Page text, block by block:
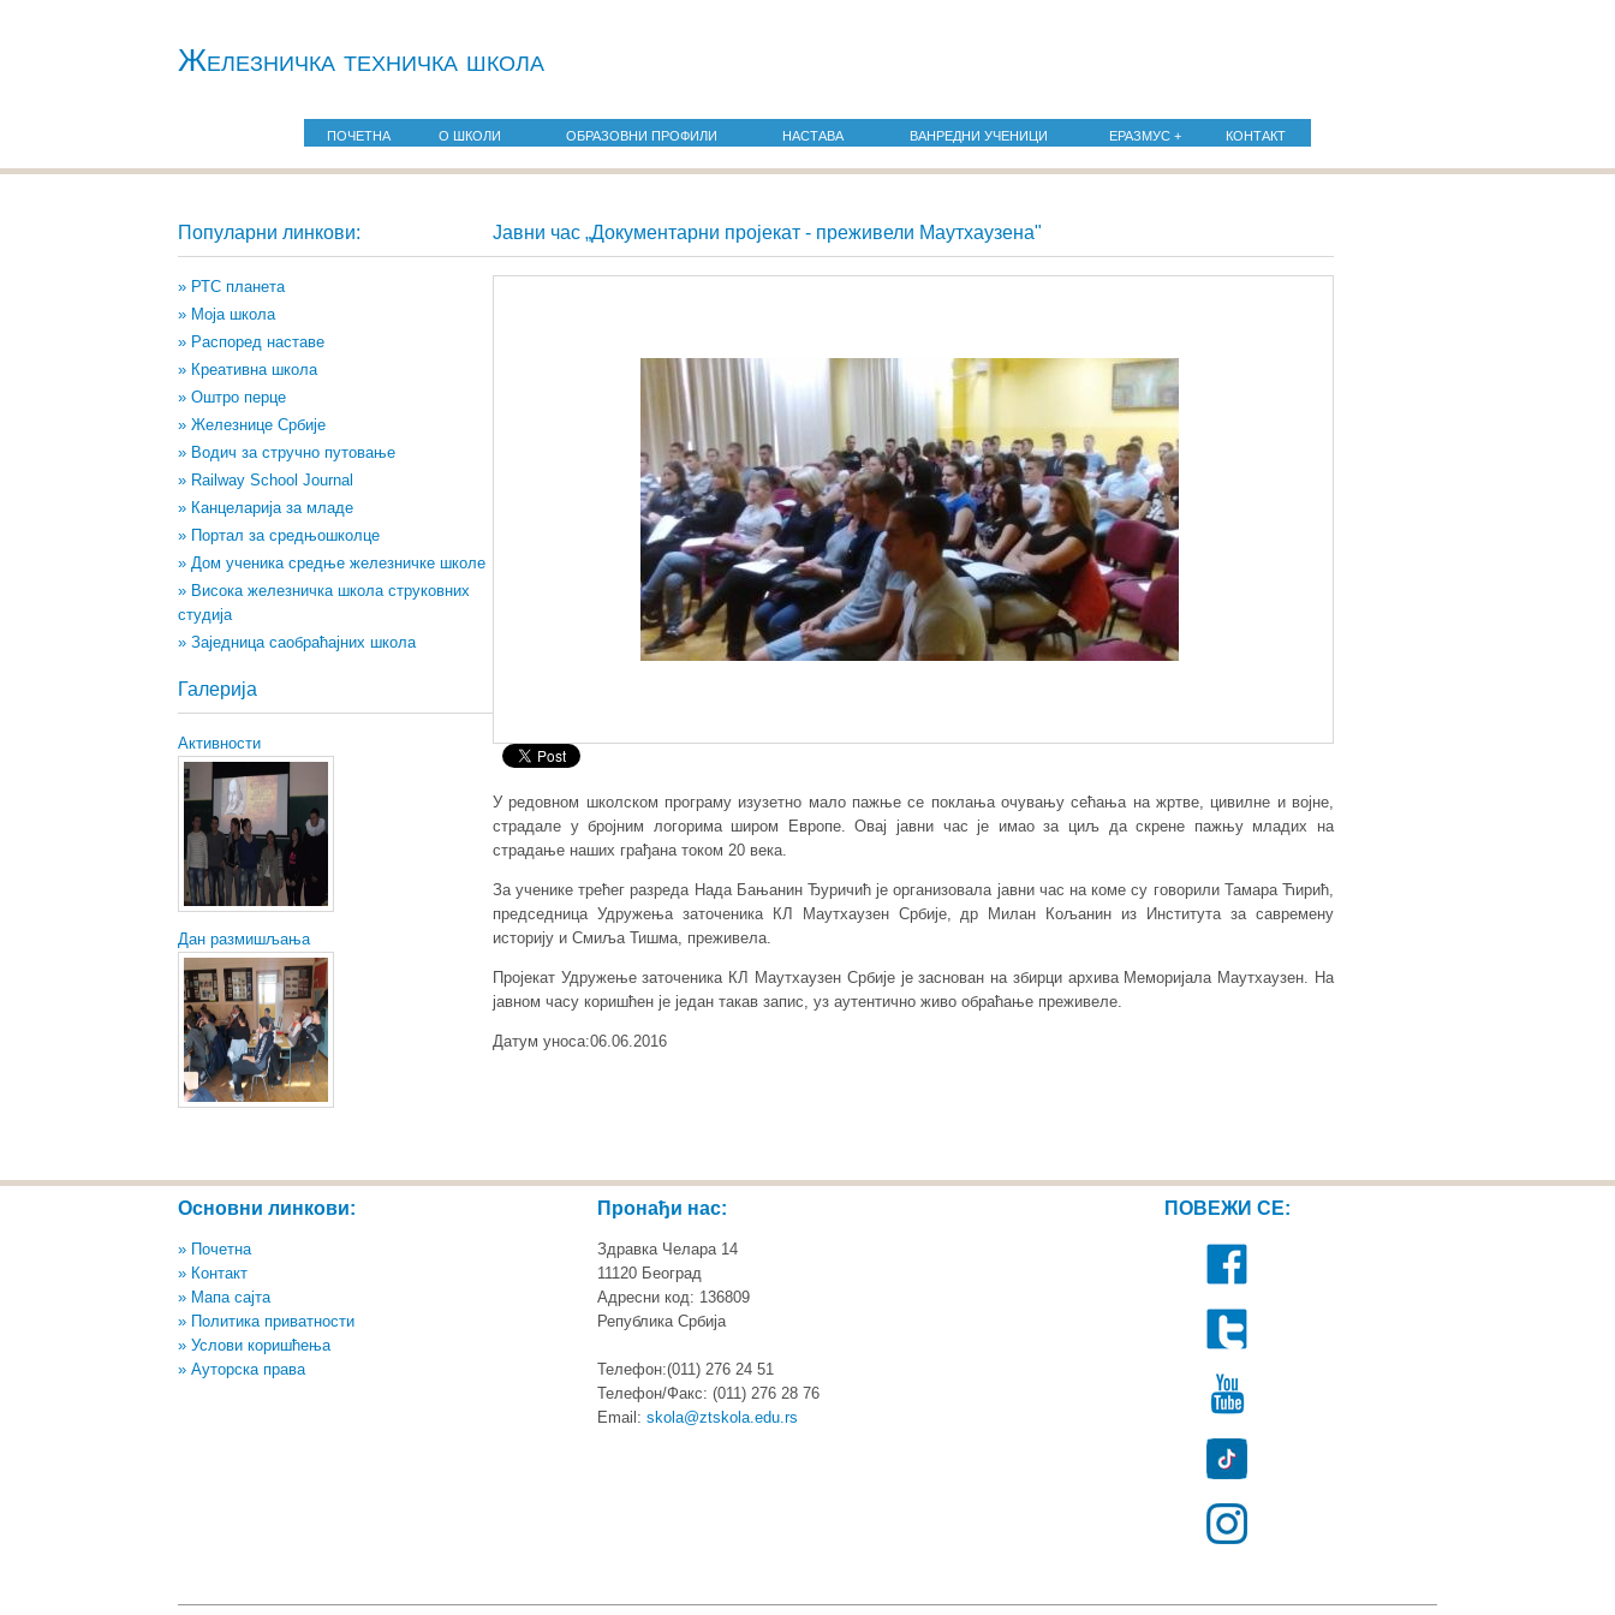
Железничкa техничка школа
ПОЧЕТНА О ШКОЛИ ОБРАЗОВНИ ПРОФИЛИ НАСТАВА ВАНРЕДНИ УЧЕНИЦИ ЕРАЗМУС + КОНТАКТ
Популарни линкови:
» РТС планета
» Моја школа
» Распоред наставе
» Креативна школа
» Оштро перце
» Железнице Србије
» Водич за стручно путовање
» Railway School Journal
» Канцеларија за младе
» Портал за средњошколце
» Дом ученика средње железничке школе
» Висока железничка школа струковних
студија
» Заједница саобраћајних школа
Галерија
Активности
Дан размишљања
Јавни час „Документарни пројекат - преживели Маутхаузена"
У редовном школском програму изузетно мало пажње се поклања очувању сећања на жртве, цивилне и војне,
страдале у бројним логорима широм Европе. Овај јавни час je имаo за циљ да скрене пажњу младих на
страдање наших грађана током 20 века.
За ученике трећег разреда Нада Бањанин Ђуричић је организовала јавни час на коме су говорили Тамара Ћирић,
председница Удружења заточеника КЛ Маутхаузен Србије, др Милан Кољанин из Института за савремену
историју и Смиља Тишма, преживела.
Пројекат Удружење заточеника КЛ Маутхаузен Србије је заснован на збирци архива Меморијала Маутхаузен. На
јавном часу коришћен је један такав запис, уз аутентично живо обраћање преживеле.
Датум уноса:06.06.2016
Основни линкови:
» Почетна
» Контакт
» Мапа сајта
» Политика приватности
» Услови коришћења
» Ауторска права
Пронађи нас:
Здравка Челара 14
11120 Београд
Адресни код: 136809
Република Србија
Телефон:(011) 276 24 51
Телефон/Факс: (011) 276 28 76
Email:skola@ztskola.edu.rs
ПОВЕЖИ СЕ: